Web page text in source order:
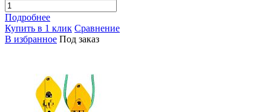
Подробнее
Купить в 1 клик Сравнение
В избранное Под заказ